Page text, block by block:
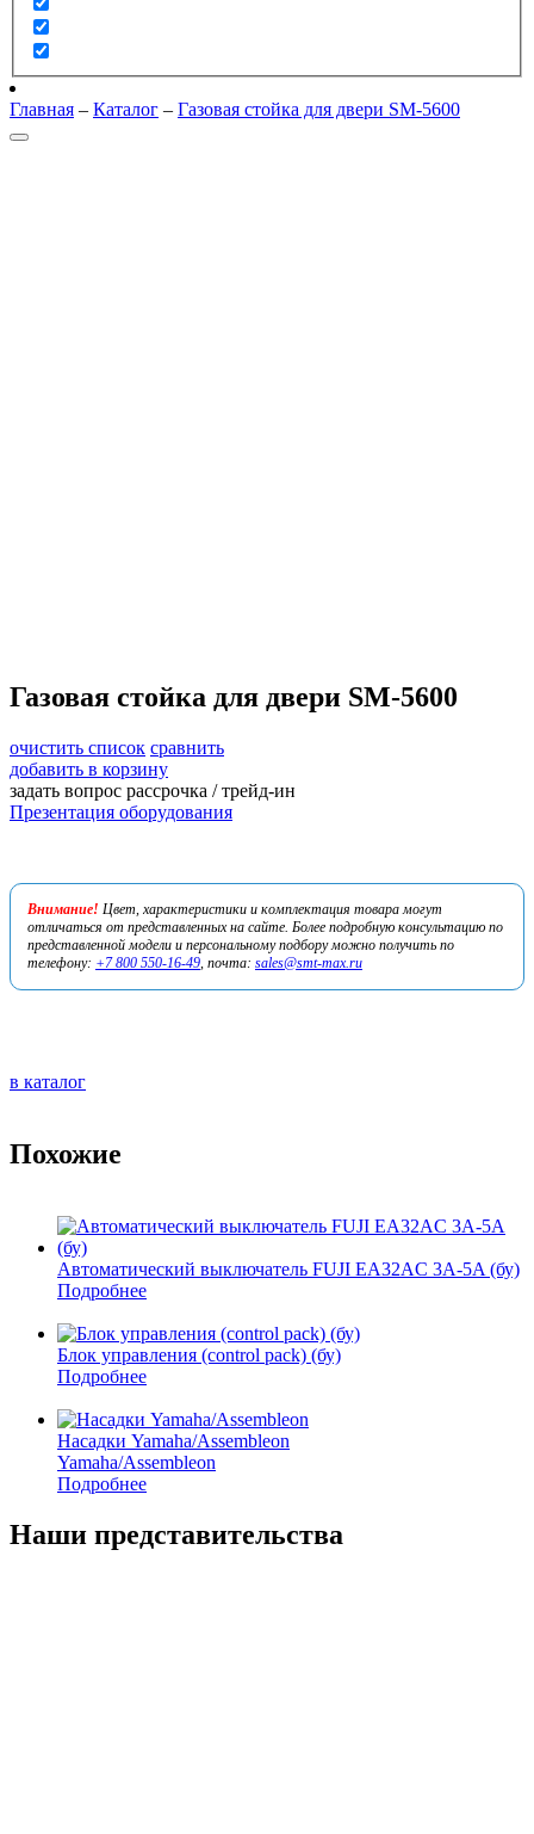
Главная – Каталог – Газовая стойка для двери SM-5600
Газовая стойка для двери SM-5600
очистить список сравнить
добавить в корзину
задать вопрос рассрочка / трейд-ин
Презентация оборудования
Внимание! Цвет, характеристики и комплектация товара могут
отличаться от представленных на сайте. Более подробную консультацию по
представленной модели и персональному подбору можно получить по
телефону: +7 800 550-16-49, почта: sales@smt-max.ru
в каталог
Похожие
Автоматический выключатель FUJI EA32AC 3A-5A (бу)
Подробнее
Блок управления (control pack) (бу)
Подробнее
Насадки Yamaha/Assembleon
Yamaha/Assembleon
Подробнее
Наши представительства